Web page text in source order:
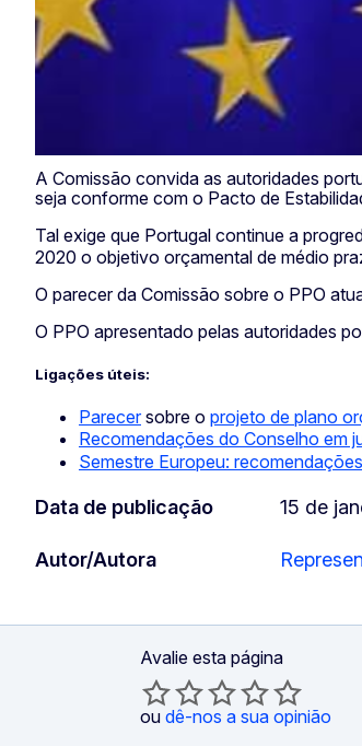
A Comissão convida as autoridades
seja conforme com o Pacto de
Tal exige que Portugal continue a
2020 o objetivo orçamental de médio
O parecer da Comissão sobre o PPO
O PPO apresentado pelas autoridades
Ligações úteis:
Parecersobre o projeto de plano
Recomendações do Conselho em
Semestre Europeu:
Data de publicação 15 de
Autor/Autora
Avalie esta página
ou dê-nos a sua opinião